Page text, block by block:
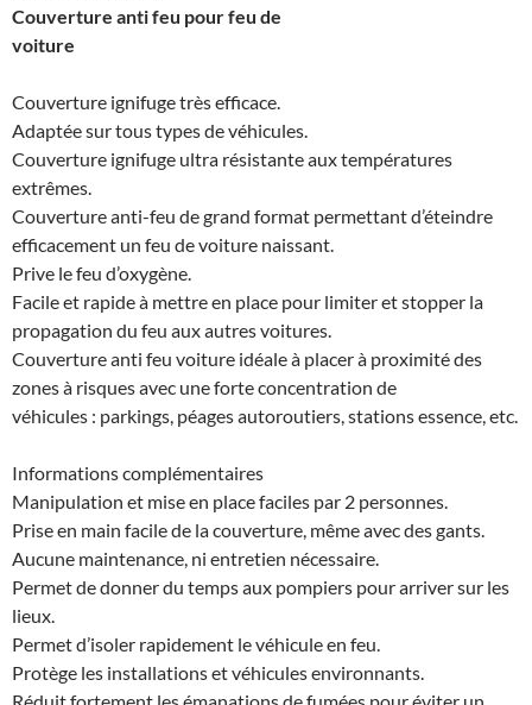
Couverture anti feu pour feu de
voiture
Couverture ignifuge très efficace.
Adaptée sur tous types de véhicules.
Couverture ignifuge ultra résistante aux températures
extrêmes.
Couverture anti-feu de grand format permettant d’éteindre
efficacement un feu de voiture naissant.
Prive le feu d’oxygène.
Facile et rapide à mettre en place pour limiter et stopper la
propagation du feu aux autres voitures.
Couverture anti feu voiture idéale à placer à proximité des
zones à risques avec une forte concentration de
véhicules : parkings, péages autoroutiers, stations essence, etc.
Informations complémentaires
Manipulation et mise en place faciles par 2 personnes.
Prise en main facile de la couverture, même avec des gants.
Aucune maintenance, ni entretien nécessaire.
Permet de donner du temps aux pompiers pour arriver sur les
lieux.
Permet d’isoler rapidement le véhicule en feu.
Protège les installations et véhicules environnants.